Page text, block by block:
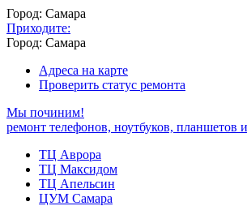
Город: Самара
Приходите:
Город: Самара
Адреса на карте
Проверить статус ремонта
Мы починим!
ремонт телефонов, ноутбуков, планшетов
ТЦ Аврора
ТЦ Максидом
ТЦ Апельсин
ЦУМ Самара